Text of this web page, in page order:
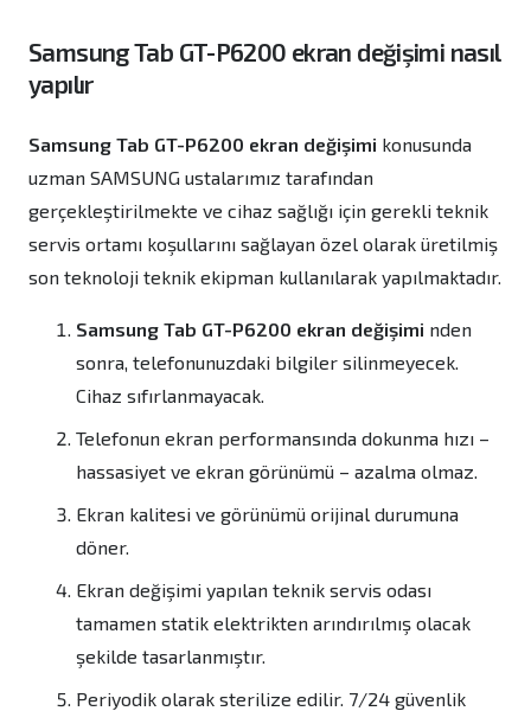
Samsung Tab GT-P6200 ekran değişimi nasıl
yapılır
Samsung Tab GT-P6200 ekran değişimi konusunda
uzman SAMSUNG ustalarımız tarafından
gerçekleştirilmekte ve cihaz sağlığı için gerekli teknik
servis ortamı koşullarını sağlayan özel olarak üretilmiş
son teknoloji teknik ekipman kullanılarak yapılmaktadır.
Samsung Tab GT-P6200 ekran değişimi nden
sonra, telefonunuzdaki bilgiler silinmeyecek.
Cihaz sıfırlanmayacak.
Telefonun ekran performansında dokunma hızı –
hassasiyet ve ekran görünümü – azalma olmaz.
Ekran kalitesi ve görünümü orijinal durumuna
döner.
Ekran değişimi yapılan teknik servis odası
tamamen statik elektrikten arındırılmış olacak
şekilde tasarlanmıştır.
Periyodik olarak sterilize edilir. 7/24 güvenlik